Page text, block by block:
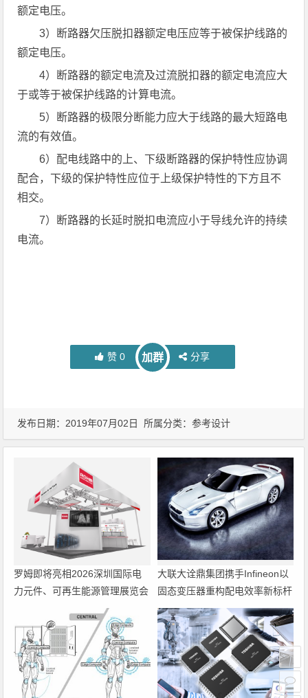
额定电压。
3）断路器欠压脱扣器额定电压应等于被保护线路的
额定电压。
4）断路器的额定电流及过流脱扣器的额定电流应大
于或等于被保护线路的计算电流。
5）断路器的极限分断能力应大于线路的最大短路电
流的有效值。
6）配电线路中的上、下级断路器的保护特性应协调
配合，下级的保护特性应位于上级保护特性的下方且不
相交。
7）断路器的长延时脱扣电流应小于导线允许的持续
电流。
赞 0 加群 分享
发布日期：2019年07月02日 所属分类：参考设计
罗姆即将亮相2026深圳国际电
力元件、可再生能源管理展览会
大联大诠鼎集团携手Infineon以
固态变压器重构配电效率新标杆